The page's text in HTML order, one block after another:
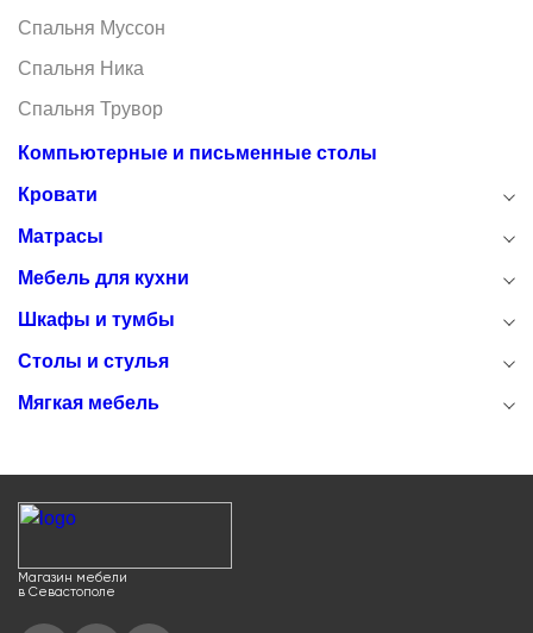
Спальня Муссон
Спальня Ника
Спальня Трувор
Компьютерные и письменные столы
Кровати
Матрасы
Мебель для кухни
Шкафы и тумбы
Столы и стулья
Мягкая мебель
Магазин мебели
в Севастополе